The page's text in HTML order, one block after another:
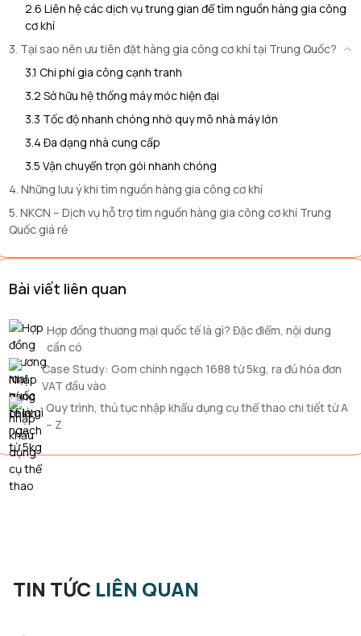
2.6 Liên hệ các dịch vụ trung gian để tìm nguồn hàng gia công
cơ khí
3. Tại sao nên ưu tiên đặt hàng gia công cơ khí tại Trung Quốc?
3.1 Chi phí gia công cạnh tranh
3.2 Sở hữu hệ thống máy móc hiện đại
3.3 Tốc độ nhanh chóng nhờ quy mô nhà máy lớn
3.4 Đa dạng nhà cung cấp
3.5 Vận chuyển trọn gói nhanh chóng
4. Những lưu ý khi tìm nguồn hàng gia công cơ khí
5. NKCN – Dịch vụ hỗ trợ tìm nguồn hàng gia công cơ khí Trung
Quốc giá rẻ
Bài viết liên quan
Hợp đồng thương mại quốc tế là gì? Đặc điểm, nội dung
cần có
Case Study: Gom chính ngạch 1688 từ 5kg, ra đủ hóa đơn
VAT đầu vào
Quy trình, thủ tục nhập khẩu dụng cụ thể thao chi tiết từ A
– Z
TIN TỨC LIÊN QUAN